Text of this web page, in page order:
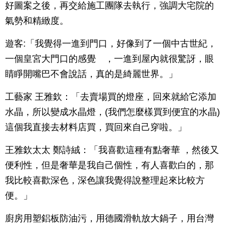
好圖案之後，再交給施工團隊去執行，強調大宅院的
氣勢和精緻度。
遊客:「我覺得一進到門口，好像到了一個中古世紀，
一個皇宮大門口的感覺 ，一進到屋內就很驚訝，眼
睛睜開嘴巴不會說話，真的是綺麗世界。」
工藝家 王雅欽：「去賣場買的燈座，回來就給它添加
水晶，所以變成水晶燈，(我們怎麼樣買到便宜的水晶)
這個我直接去材料店買，買回來自己穿啦。」
王雅欽太太 鄭詩絨：「我喜歡這種有點奢華 ，然後又
便利性，但是奢華是我自己個性，有人喜歡白的，那
我比較喜歡深色，深色讓我覺得說整理起來比較方
便。」
廚房用塑鋁板防油污，用德國滑軌放大鍋子，用台灣